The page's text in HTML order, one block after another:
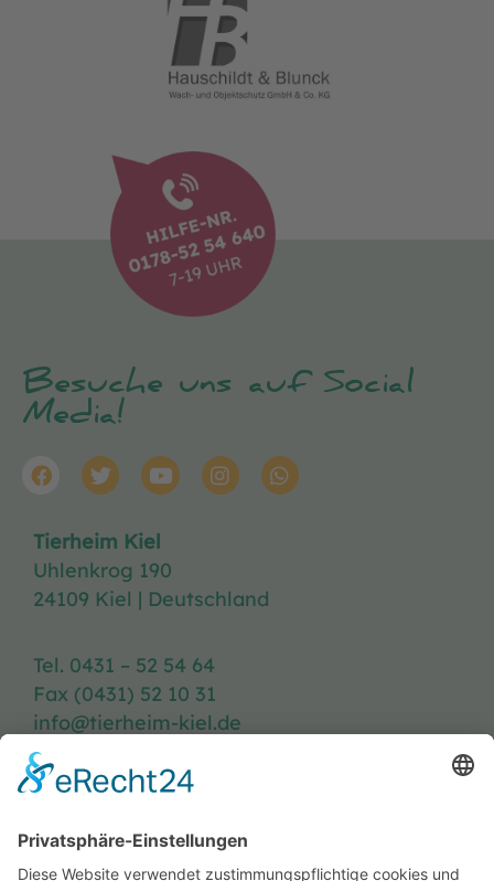
Besuche uns auf Social
Media!
Tierheim Kiel
Uhlenkrog 190
24109 Kiel | Deutschland
Tel. 0431 – 52 54 64
Fax (0431) 52 10 31
info@tierheim-kiel.de
Spenden
Kontakt & Anfahrt